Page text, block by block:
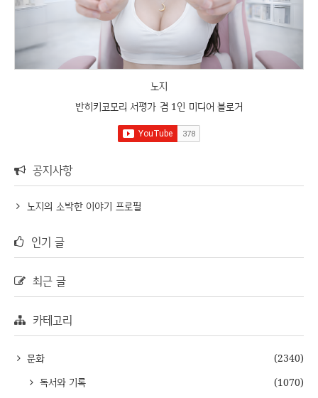
노지
반히키코모리 서평가 겸 1인 미디어 블로거
공지사항
노지의 소박한 이야기 프로필
인기 글
최근 글
카테고리
문화
(2340)
독서와 기록
(1070)